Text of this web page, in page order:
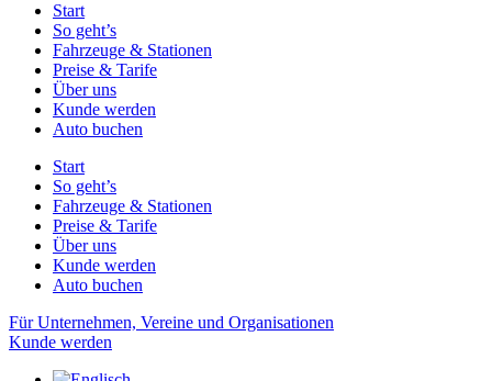
Start
So geht’s
Fahrzeuge & Stationen
Preise & Tarife
Über uns
Kunde werden
Auto buchen
Start
So geht’s
Fahrzeuge & Stationen
Preise & Tarife
Über uns
Kunde werden
Auto buchen
Für Unternehmen, Vereine und Organisationen
Kunde werden